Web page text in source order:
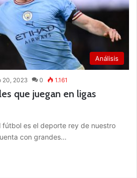
Análisis
20, 2023 0 1.161
que juegan en ligas
fútbol es el deporte rey de nuestro
con grandes…